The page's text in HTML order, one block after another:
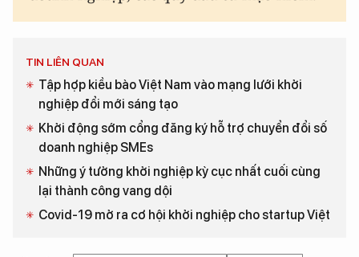
TIN LIÊN QUAN
Tập hợp kiều bào Việt Nam vào mạng lưới khởi
nghiệp đổi mới sáng tạo
Khởi động sớm cổng đăng ký hỗ trợ chuyển đổi số
doanh nghiệp SMEs
Những ý tưởng khởi nghiệp kỳ cục nhất cuối cùng
lại thành công vang dội
Covid-19 mở ra cơ hội khởi nghiệp cho startup Việt